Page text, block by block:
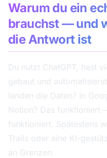
Warum du ein
brauchst — und
die Antwort ist
Du nutzt ChatGPT, hast
gebaut und
landen die Daten? In
Notion? Das funktioniert
funktioniert. Spätestens
Trails oder eine KI-
an Grenzen.